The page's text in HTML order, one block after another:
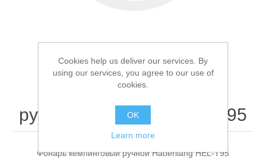
Фонарь кемпинговый
ручной Haoerliang HEL-T95
Фонарь кемпинговый ручной Haoerliang HEL-T95
Cookies help us deliver our services. By
using our services, you agree to our use of
cookies.
OK
Learn more